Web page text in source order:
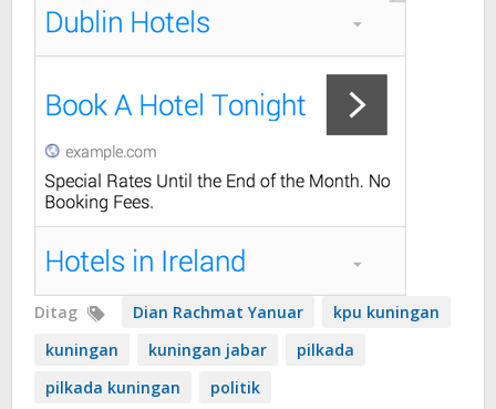
Ditag Dian Rachmat Yanuar
kpu kuningan
kuningan
kuningan jabar
pilkada
pilkada kuningan
politik